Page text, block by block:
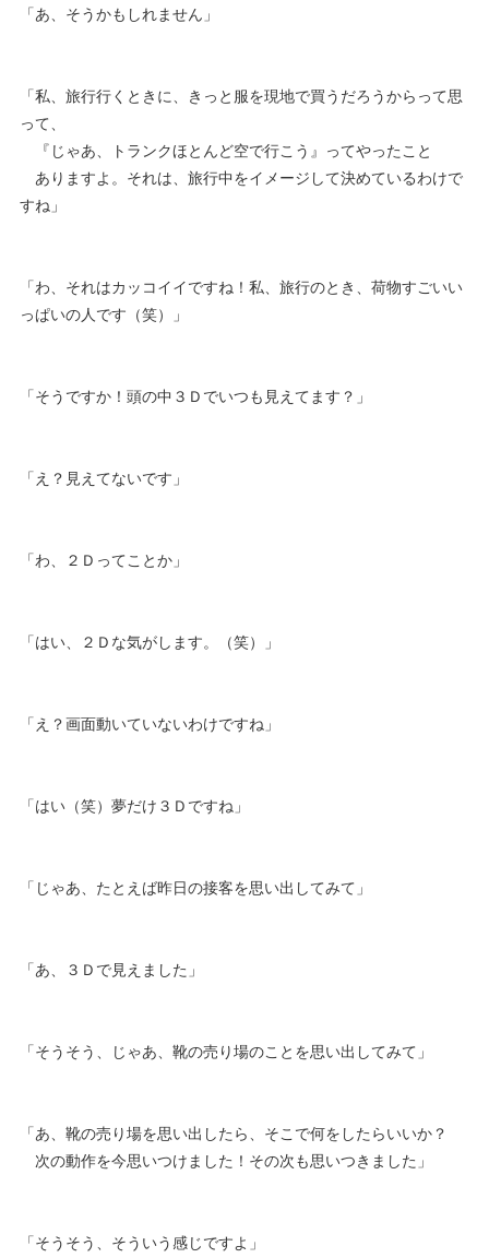
「あ、そうかもしれません」
「私、旅行行くときに、きっと服を現地で買うだろうからって思
って、
『じゃあ、トランクほとんど空で行こう』ってやったこと
ありますよ。それは、旅行中をイメージして決めているわけで
すね」
「わ、それはカッコイイですね！私、旅行のとき、荷物すごいい
っぱいの人です（笑）」
「そうですか！頭の中３Ｄでいつも見えてます？」
「え？見えてないです」
「わ、２Ｄってことか」
「はい、２Ｄな気がします。（笑）」
「え？画面動いていないわけですね」
「はい（笑）夢だけ３Ｄですね」
「じゃあ、たとえば昨日の接客を思い出してみて」
「あ、３Ｄで見えました」
「そうそう、じゃあ、靴の売り場のことを思い出してみて」
「あ、靴の売り場を思い出したら、そこで何をしたらいいか？
次の動作を今思いつけました！その次も思いつきました」
「そうそう、そういう感じですよ」